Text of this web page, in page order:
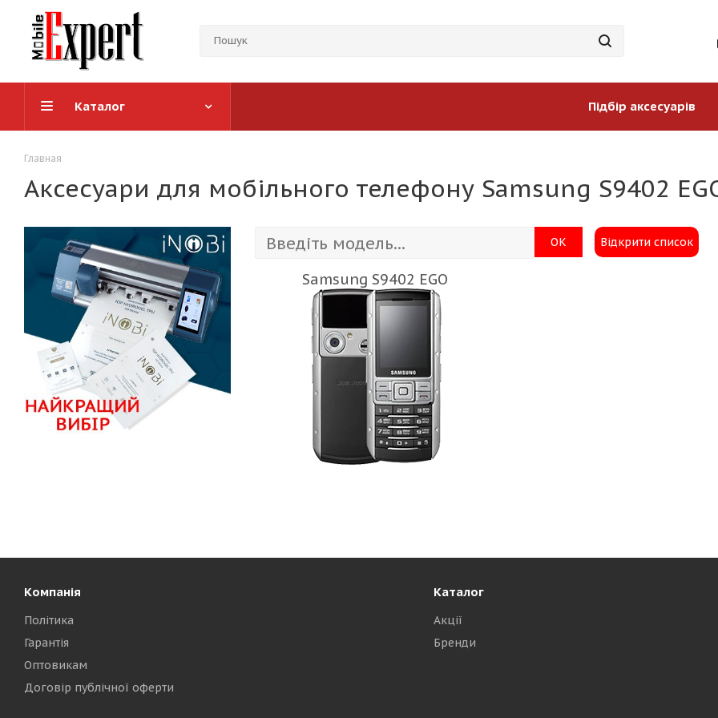
Каталог Підбір аксесуарів
Главная
Аксесуари для мобільного телефону Samsung S9402
ОК Відкрити список
Samsung S9402 EGO
Компанія
Політика
Гарантія
Оптовикам
Договір публічної оферти
Каталог
Акції
Бренди